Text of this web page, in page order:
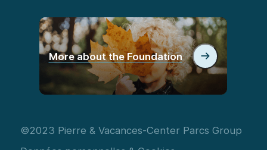
More about the Foundation
©2023 Pierre & Vacances-Center Parcs Group